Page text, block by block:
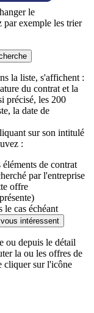
le
par exemple les trier
la liste, s'affichent :
du contrat et la
précisé, les 200
la date de
sur son intitulé
:
de contrat
par l'entreprise
offre
le cas échéant
intéressent
ou depuis le détail
la ou les offres de
cliquer sur l'icône